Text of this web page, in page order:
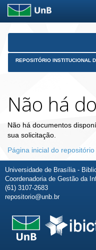
Skip
REPOSITÓRIO INSTITUCIONAL
Não há
Não há documentos
sua solicitação.
Página inicial do repositório
Universidade de Brasília -
Coordenadoria de Gestão da
(61) 3107-2683
repositorio@unb.br